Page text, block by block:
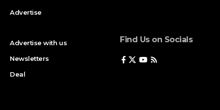
Advertise
Advertise with us
Newsletters
Deal
Find Us on Socials